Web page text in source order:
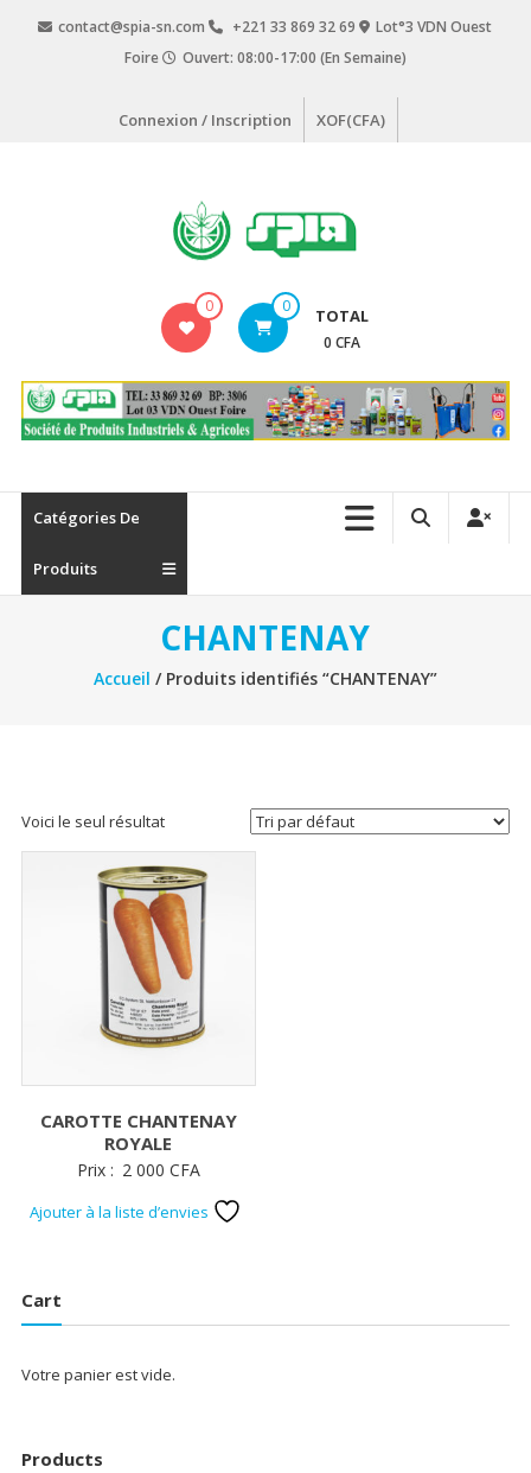
contact@spia-sn.com +221 33 869 32 69
Lot°3 VDN Ouest
Foire
Ouvert: 08:00-17:00 (En Semaine)
Connexion / Inscription XOF(CFA)
Produits
Industriels
0 0 TOTAL
0 CFA
Catégories De
Produits
CHANTENAY
Accueil / Produits identifiés “CHANTENAY”
Voici le seul résultat
CAROTTE CHANTENAY
ROYALE
Prix : 2 000 CFA
Ajouter à la liste d’envies
Cart
Votre panier est vide.
Products